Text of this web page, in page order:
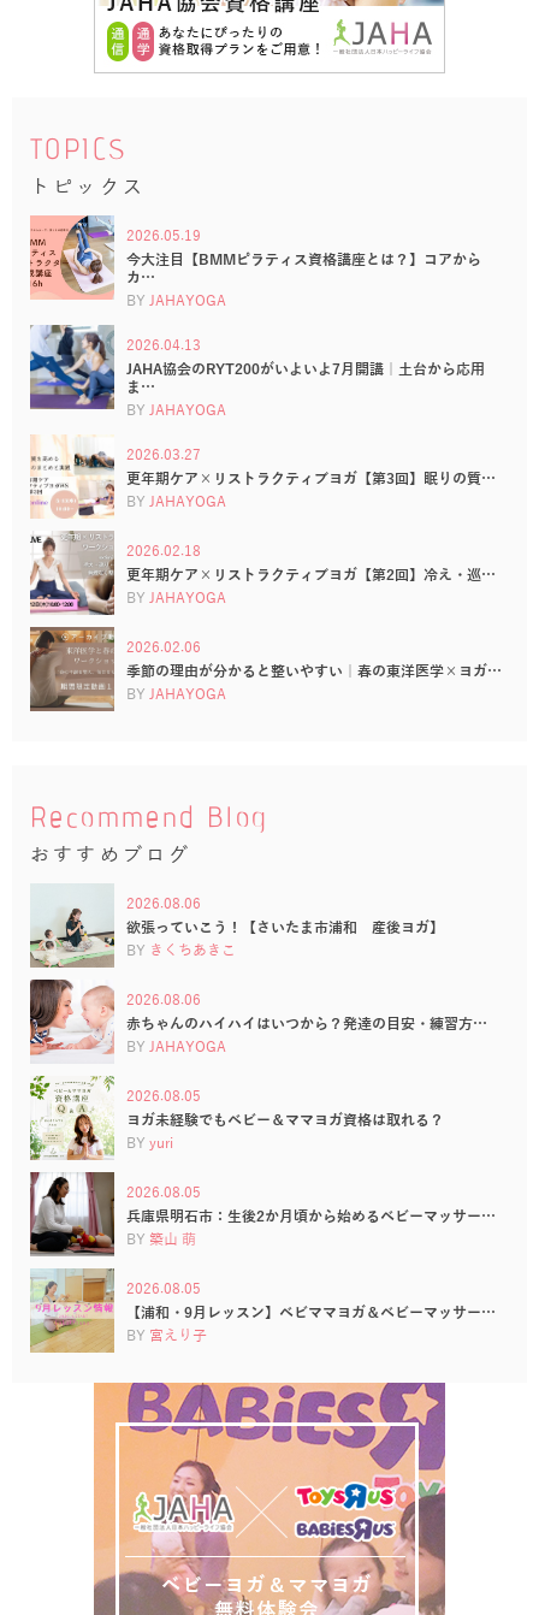
TOPICS
トピックス
2026.05.19
今大注目【BMMピラティス資格講座とは？】コアから
カ…
BY JAHAYOGA
2026.04.13
JAHA協会のRYT200がいよいよ7月開講｜土台から応用
ま…
BY JAHAYOGA
2026.03.27
更年期ケア×リストラクティブヨガ【第3回】眠りの質…
BY JAHAYOGA
2026.02.18
更年期ケア×リストラクティブヨガ【第2回】冷え・巡…
BY JAHAYOGA
2026.02.06
季節の理由が分かると整いやすい｜春の東洋医学×ヨガ…
BY JAHAYOGA
Recommend Blog
おすすめブログ
2026.08.06
欲張っていこう！【さいたま市浦和 産後ヨガ】
BY きくちあきこ
2026.08.06
赤ちゃんのハイハイはいつから？発達の目安・練習方…
BY JAHAYOGA
2026.08.05
ヨガ未経験でもベビー＆ママヨガ資格は取れる？
BY yuri
2026.08.05
兵庫県明石市：生後2か月頃から始めるベビーマッサー…
BY 築山 萌
2026.08.05
【浦和・9月レッスン】ベビママヨガ＆ベビーマッサー…
BY 宮えり子